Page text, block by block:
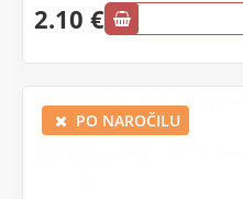
2.10 €
PO NAROČILU